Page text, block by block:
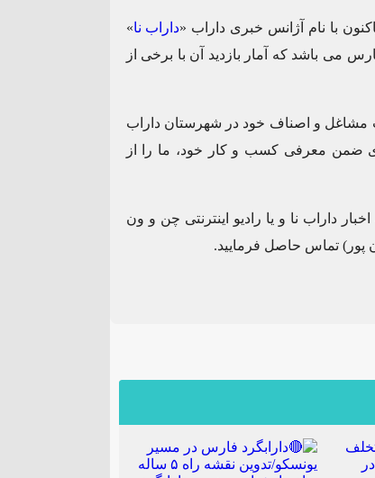
با نام آژانس خبری داراب «داراب نا»
می باشد که آمار بازدید آن با برخی از
مشاغل و اصناف خود در شهرستان داراب
ضمن معرفی کسب و کار خود، ما را از
داراب نا و یا رادیو اینترنتی چن و ون